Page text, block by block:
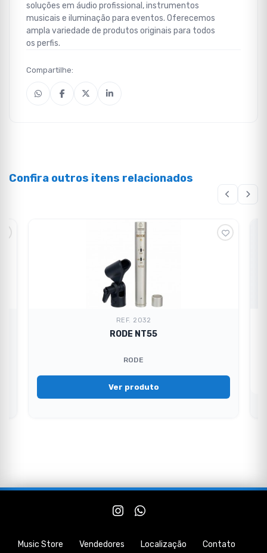
soluções em áudio profissional, instrumentos
musicais e iluminação para eventos. Oferecemos
ampla variedade de produtos originais para todos
os perfis.
Compartilhe:
Confira outros itens relacionados
REF. 2032
RODE NT55
RODE
Ver produto
Music Store Vendedores Localização Contato